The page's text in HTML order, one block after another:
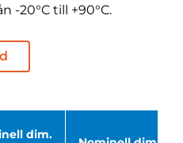
-20°C till +90°C.
dim.